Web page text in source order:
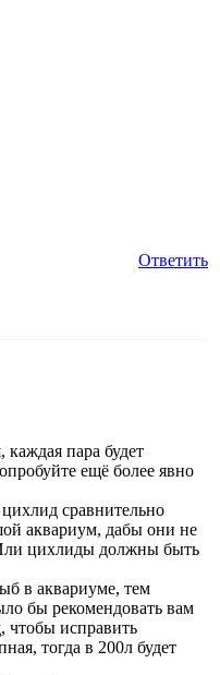
Ответить
пара будет
ещё более явно
сравнительно
аквариум, дабы они не
цихлиды должны быть
в аквариуме, тем
бы рекомендовать вам
чтобы исправить
тогда в 200л будет